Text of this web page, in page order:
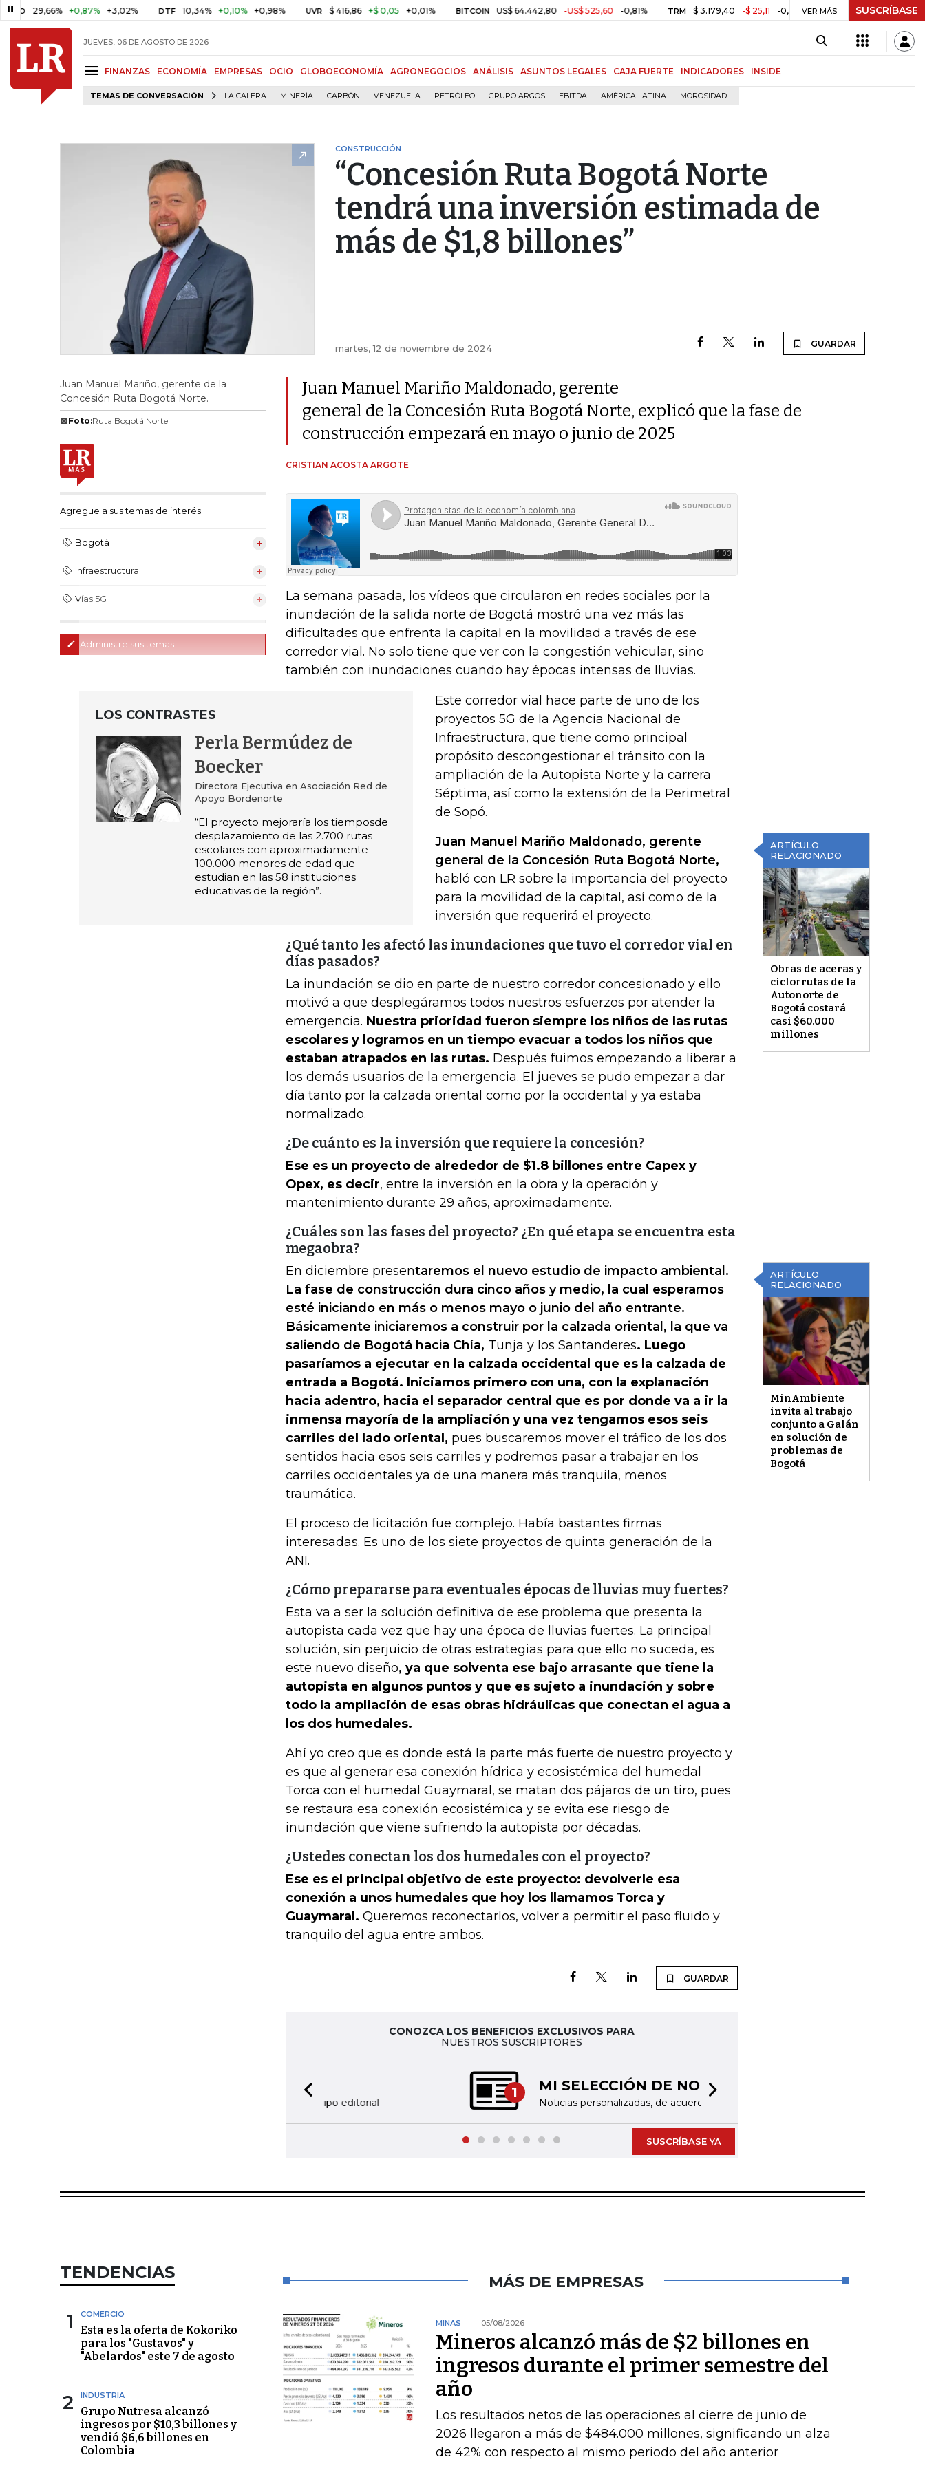
+0,87% +3,02% DTF 10,34% +0,10% +0,98% UVR $ 416,86 +$ 0,05 +0,01% BITCOIN US$ 64.442,80 -US$ 525,60 -0,81% TRM $ 3.179,40 -$ 25,11 -0,78% MSCI COLCAP 2.350,94 +6,13
VER MÁS SUSCRÍBASE
JUEVES, 06 DE AGOSTO DE 2026
FINANZAS ECONOMÍA EMPRESAS OCIO GLOBOECONOMÍA AGRONEGOCIOS ANÁLISIS ASUNTOS LEGALES CAJA FUERTE INDICADORES INSIDE
TEMAS DE CONVERSACIÓN LA CALERA MINERÍA CARBÓN VENEZUELA PETRÓLEO GRUPO ARGOS EBITDA AMÉRICA LATINA MOROSIDAD
CONSTRUCCIÓN
“Concesión Ruta Bogotá Norte
tendrá una inversión estimada de
más de $1,8 billones”
martes, 12 de noviembre de 2024 GUARDAR
Juan Manuel Mariño, gerente de la
Concesión Ruta Bogotá Norte.
Foto:Ruta Bogotá Norte
Agregue a sus temas de interés
Bogotá
Infraestructura
Vías 5G
Administre sus temas
Juan Manuel Mariño Maldonado, gerente
general de la Concesión Ruta Bogotá Norte, explicó que la fase de
construcción empezará en mayo o junio de 2025
CRISTIAN ACOSTA ARGOTE
La semana pasada, los vídeos que circularon en redes sociales por la
inundación de la salida norte de Bogotá mostró una vez más las
dificultades que enfrenta la capital en la movilidad a través de ese
corredor vial. No solo tiene que ver con la congestión vehicular, sino
también con inundaciones cuando hay épocas intensas de lluvias.
LOS CONTRASTES
Perla Bermúdez de
Boecker
Directora Ejecutiva en Asociación Red de
Apoyo Bordenorte
“El proyecto mejoraría los tiemposde
desplazamiento de las 2.700 rutas
escolares con aproximadamente
100.000 menores de edad que
estudian en las 58 instituciones
educativas de la región”.
Este corredor vial hace parte de uno de los
proyectos 5G de la Agencia Nacional de
Infraestructura, que tiene como principal
propósito descongestionar el tránsito con la
ampliación de la Autopista Norte y la carrera
Séptima, así como la extensión de la Perimetral
de Sopó.
ARTÍCULO
RELACIONADO
Obras de aceras y
ciclorrutas de la
Autonorte de
Bogotá costará
casi $60.000
millones
Juan Manuel Mariño Maldonado, gerente
general de la Concesión Ruta Bogotá Norte,
habló con LR sobre la importancia del proyecto
para la movilidad de la capital, así como de la
inversión que requerirá el proyecto.
¿Qué tanto les afectó las inundaciones que tuvo el corredor vial en
días pasados?
La inundación se dio en parte de nuestro corredor concesionado y ello
motivó a que desplegáramos todos nuestros esfuerzos por atender la
emergencia. Nuestra prioridad fueron siempre los niños de las rutas
escolares y logramos en un tiempo evacuar a todos los niños que
estaban atrapados en las rutas. Después fuimos empezando a liberar a
los demás usuarios de la emergencia. El jueves se pudo empezar a dar
día tanto por la calzada oriental como por la occidental y ya estaba
normalizado.
¿De cuánto es la inversión que requiere la concesión?
Ese es un proyecto de alrededor de $1.8 billones entre Capex y
Opex, es decir, entre la inversión en la obra y la operación y
mantenimiento durante 29 años, aproximadamente.
¿Cuáles son las fases del proyecto? ¿En qué etapa se encuentra esta
megaobra?
ARTÍCULO
RELACIONADO
MinAmbiente
invita al trabajo
conjunto a Galán
en solución de
problemas de
Bogotá
En diciembre presentaremos el nuevo estudio de impacto ambiental.
La fase de construcción dura cinco años y medio, la cual esperamos
esté iniciando en más o menos mayo o junio del año entrante.
Básicamente iniciaremos a construir por la calzada oriental, la que va
saliendo de Bogotá hacia Chía, Tunja y los Santanderes. Luego
pasaríamos a ejecutar en la calzada occidental que es la calzada de
entrada a Bogotá. Iniciamos primero con una, con la explanación
hacia adentro, hacia el separador central que es por donde va a ir la
inmensa mayoría de la ampliación y una vez tengamos esos seis
carriles del lado oriental, pues buscaremos mover el tráfico de los dos
sentidos hacia esos seis carriles y podremos pasar a trabajar en los
carriles occidentales ya de una manera más tranquila, menos
traumática.
El proceso de licitación fue complejo. Había bastantes firmas
interesadas. Es uno de los siete proyectos de quinta generación de la
ANI.
¿Cómo prepararse para eventuales épocas de lluvias muy fuertes?
Esta va a ser la solución definitiva de ese problema que presenta la
autopista cada vez que hay una época de lluvias fuertes. La principal
solución, sin perjuicio de otras estrategias para que ello no suceda, es
este nuevo diseño, ya que solventa ese bajo arrasante que tiene la
autopista en algunos puntos y que es sujeto a inundación y sobre
todo la ampliación de esas obras hidráulicas que conectan el agua a
los dos humedales.
Ahí yo creo que es donde está la parte más fuerte de nuestro proyecto y
es que al generar esa conexión hídrica y ecosistémica del humedal
Torca con el humedal Guaymaral, se matan dos pájaros de un tiro, pues
se restaura esa conexión ecosistémica y se evita ese riesgo de
inundación que viene sufriendo la autopista por décadas.
¿Ustedes conectan los dos humedales con el proyecto?
Ese es el principal objetivo de este proyecto: devolverle esa
conexión a unos humedales que hoy los llamamos Torca y
Guaymaral. Queremos reconectarlos, volver a permitir el paso fluido y
tranquilo del agua entre ambos.
GUARDAR
CONOZCA LOS BENEFICIOS EXCLUSIVOS PARA
NUESTROS SUSCRIPTORES
MI SELECCIÓN DE NOTICIAS
Noticias personalizadas, de acuerdo a sus temas de interés
Previous slide
SUSCRÍBASE YA
TENDENCIAS
1 COMERCIO
Esta es la oferta de Kokoriko
para los "Gustavos" y
"Abelardos" este 7 de agosto
2 INDUSTRIA
Grupo Nutresa alcanzó
ingresos por $10,3 billones y
vendió $6,6 billones en
Colombia
MÁS DE EMPRESAS
MINAS 05/08/2026
Mineros alcanzó más de $2 billones en
ingresos durante el primer semestre del
año
Los resultados netos de las operaciones al cierre de junio de
2026 llegaron a más de $484.000 millones, significando un alza
de 42% con respecto al mismo periodo del año anterior